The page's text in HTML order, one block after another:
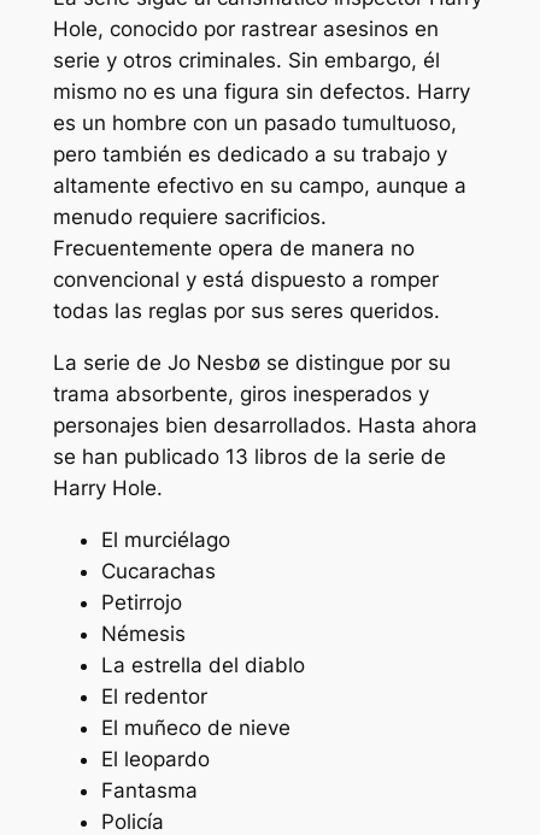
Hole, conocido por rastrear asesinos en
serie y otros criminales. Sin embargo, él
mismo no es una figura sin defectos. Harry
es un hombre con un pasado tumultuoso,
pero también es dedicado a su trabajo y
altamente efectivo en su campo, aunque a
menudo requiere sacrificios.
Frecuentemente opera de manera no
convencional y está dispuesto a romper
todas las reglas por sus seres queridos.
La serie de Jo Nesbø se distingue por su
trama absorbente, giros inesperados y
personajes bien desarrollados. Hasta ahora
se han publicado 13 libros de la serie de
Harry Hole.
El murciélago
Cucarachas
Petirrojo
Némesis
La estrella del diablo
El redentor
El muñeco de nieve
El leopardo
Fantasma
Policía